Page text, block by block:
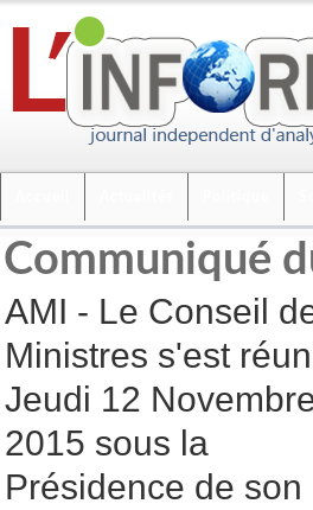
Communiqué
AMI - Le Conseil
Ministres s'est
Jeudi 12
2015 sous la
Présidence de son